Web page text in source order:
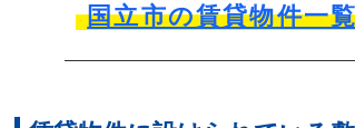
国立市の賃貸物件一